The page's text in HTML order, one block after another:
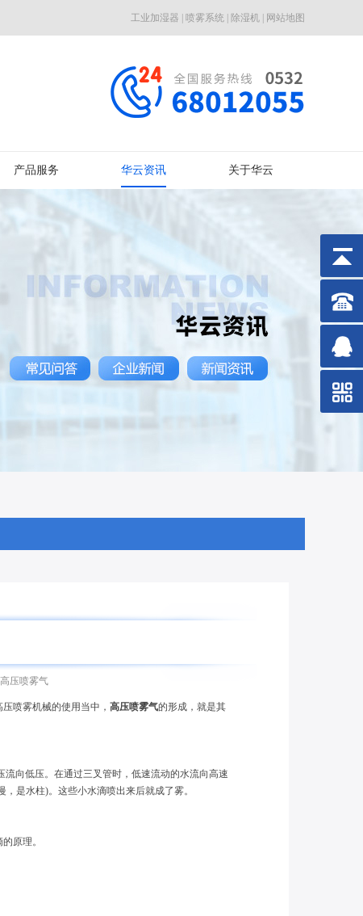
工业加湿器 喷雾系统 除湿机 网站地图
产品服务 华云资讯 关于华云
压喷雾气
喷雾机械的使用当中，高压喷雾气的形成，就是其
向低压。在通过三叉管时，低速流动的水流向高速
是水柱)。这些小水滴喷出来后就成了雾。
原理。